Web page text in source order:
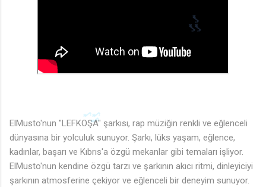
ElMusto'nun "LEFKOŞA" şarkısı, rap müziğin renkli ve eğlenceli
dünyasına bir yolculuk sunuyor. Şarkı, lüks yaşam, eğlence,
kadınlar, başarı ve Kıbrıs'a özgü mekanlar gibi temaları işliyor.
ElMusto'nun kendine özgü tarzı ve şarkının akıcı ritmi, dinleyiciyi
şarkının atmosferine çekiyor ve eğlenceli bir deneyim sunuyor.
🎶